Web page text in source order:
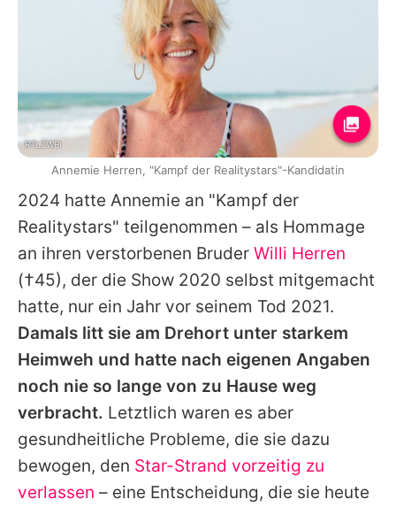
2024 hatte Annemie an "Kampf der
Realitystars" teilgenommen – als Hommage
an ihren verstorbenen Bruder Willi Herren
(†45), der die Show 2020 selbst mitgemacht
hatte, nur ein Jahr vor seinem Tod 2021.
Damals litt sie am Drehort unter starkem
Heimweh und hatte nach eigenen Angaben
noch nie so lange von zu Hause weg
verbracht. Letztlich waren es aber
gesundheitliche Probleme, die sie dazu
bewogen, den Star-Strand vorzeitig zu
verlassen – eine Entscheidung, die sie heute
RTLZWEI
Annemie Herren, "Kampf der Realitystars"-Kandidatin